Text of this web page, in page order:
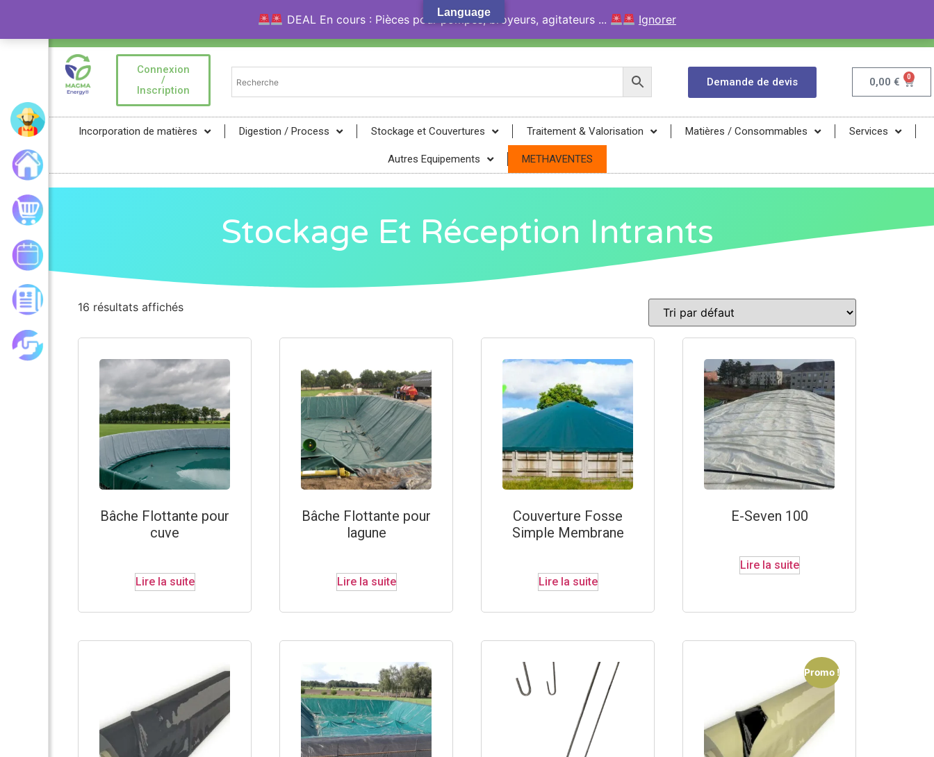
Bienvenue sur la Marketplace MAGMA Energy® !
+33 (0)9 84 04 07 52
Connexion
/
Inscription
Demande de devis 0,00€ 0
Incorporation de matières Digestion / Process Stockage et Couvertures Traitement & Valorisation Matières / Consommables Services
Autres Equipements METHAVENTES
Mon compte
Les actualités
Les achats groupés
Stockage Et Réception Intrants
16 résultats affichés
Bâche Flottante pour
cuve
Lire la suite
Bâche Flottante pour
lagune
Lire la suite
Couverture Fosse
Simple Membrane
Lire la suite
E-Seven 100
Lire la suite
Promo !
Language
DEAL En cours : Pièces pour pompes, broyeurs, agitateurs ... Ignorer